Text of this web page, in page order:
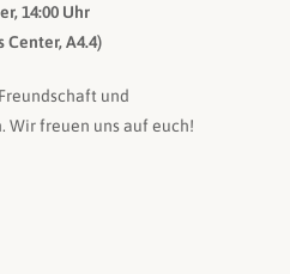
14:00 Uhr
Center, A4.4)
und
Wir freuen uns auf euch!